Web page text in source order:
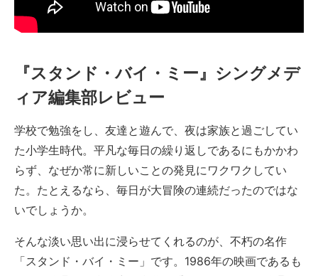
『スタンド・バイ・ミー』シングメデ
ィア編集部レビュー
学校で勉強をし、友達と遊んで、夜は家族と過ごしてい
た小学生時代。平凡な毎日の繰り返しであるにもかかわ
らず、なぜか常に新しいことの発見にワクワクしてい
た。たとえるなら、毎日が大冒険の連続だったのではな
いでしょうか。
そんな淡い思い出に浸らせてくれるのが、不朽の名作
「スタンド・バイ・ミー」です。1986年の映画であるも